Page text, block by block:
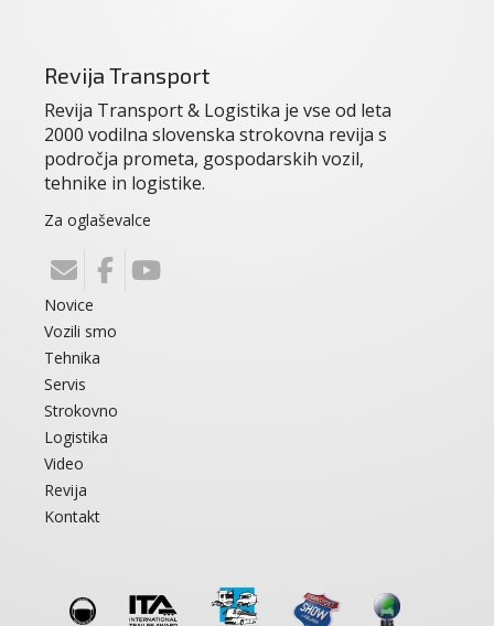
Revija Transport
Revija Transport & Logistika je vse od leta
2000 vodilna slovenska strokovna revija s
področja prometa, gospodarskih vozil,
tehnike in logistike.
Za oglaševalce
Novice
Vozili smo
Tehnika
Servis
Strokovno
Logistika
Video
Revija
Kontakt